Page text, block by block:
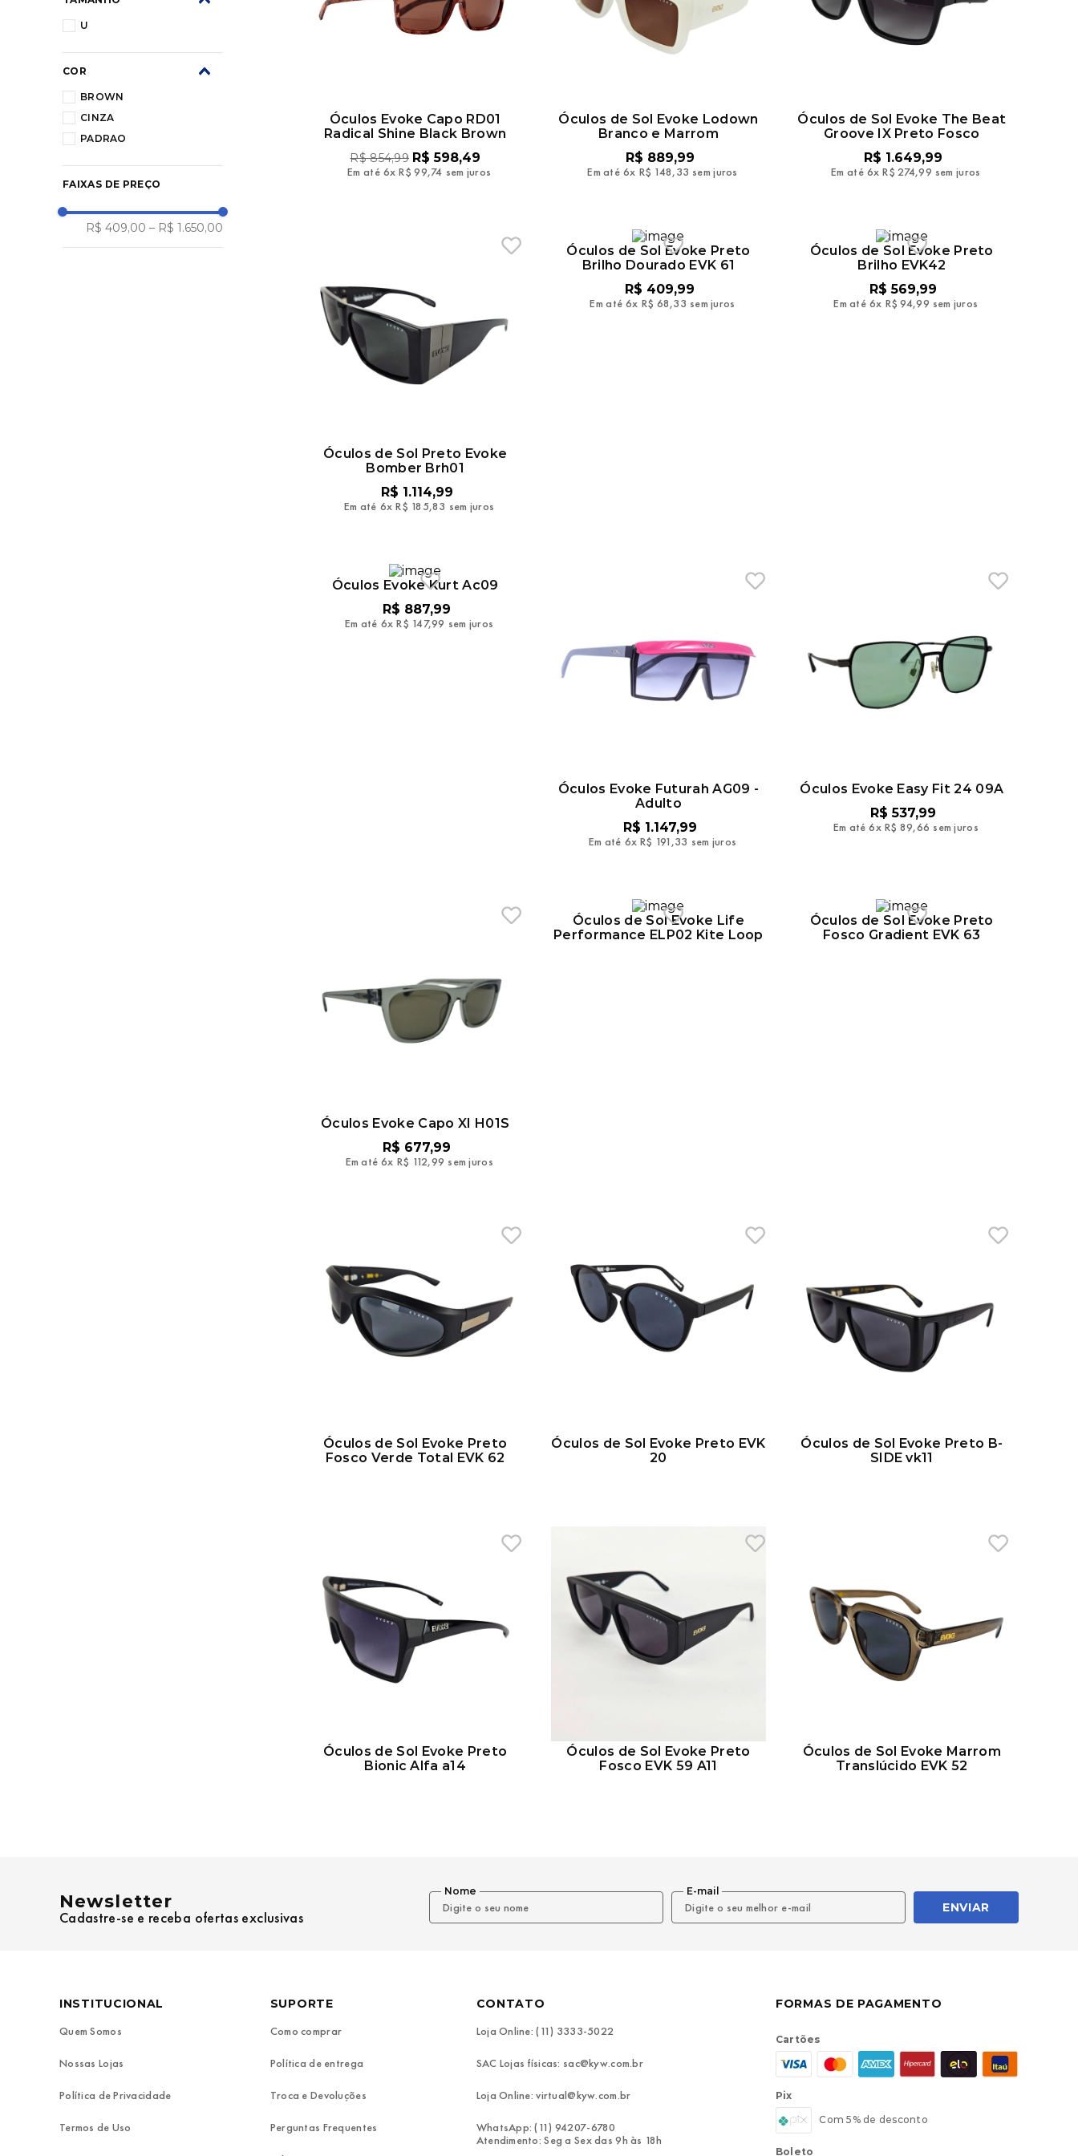
COR
BROWN
CINZA
PADRAO
U
FAIXAS DE PREÇO
R$ 409,00 – R$ 1.650,00
Óculos Evoke Capo RD01
Radical Shine Black Brown
R$ 854,99 R$ 598,49
Em até 6x R$ 99,74 sem juros
Óculos de Sol Evoke Lodown
Branco e Marrom
R$ 889,99
Em até 6x R$ 148,33 sem juros
Óculos de Sol Evoke The Beat
Groove IX Preto Fosco
R$ 1.649,99
Em até 6x R$ 274,99 sem juros
Óculos de Sol Preto Evoke
Bomber Brh01
R$ 1 .114,99
Em até 6x R$ 185,83 sem juros
Óculos de Sol Evoke Preto
Brilho Dourado EVK 61
R$ 409,99
Em até 6x R$ 68,33 sem juros
Óculos de Sol Evoke Preto
Brilho EVK42
R$ 569,99
Em até 6x R$ 94,99 sem juros
Óculos Evoke Kurt Ac09
R$ 887,99
Em até 6x R$ 147,99 sem juros
Óculos Evoke Futurah AG09 -
Adulto
R$ 1.147,99
Em até 6x R$ 191 ,33 sem juros
Óculos Evoke Easy Fit 24 09A
R$ 537,99
Em até 6x R$ 89,66 sem juros
Óculos Evoke Capo XI H01S
R$ 677,99
Em até 6x R$ 112,99 sem juros
Óculos de Sol Evoke Life
Performance ELP02 Kite Loop
Óculos de Sol Evoke Preto
Fosco Gradient EVK 63
Óculos de Sol Evoke Preto
Fosco Verde Total EVK 62
Óculos de Sol Evoke Preto EVK
20
Óculos de Sol Evoke Preto B-
SIDE vk11
Óculos de Sol Evoke Preto
Bionic Alfa a14
Óculos de Sol Evoke Preto
Fosco EVK 59 A11
Óculos de Sol Evoke Marrom
Translúcido EVK 52
Newsletter
Cadastre-se e receba ofertas exclusivas
Nome E-mail
ENVIAR
INSTITUCIONAL
Quem Somos
Nossas Lojas
Política de Privacidade
Termos de Uso
SUPORTE
Como comprar
Política de entrega
Troca e Devoluções
Perguntas Frequentes
CONTATO
Loja Online: (11) 3333-5022
SAC Lojas físicas: sac@kyw.com.br
Loja Online: virtual@kyw.com.br
WhatsApp: (11) 94207-6780
Atendimento: Seg a Sex das 9h às 18h
FORMAS DE PAGAMENTO
Cartões
Pix
Com 5% de desconto
Boleto